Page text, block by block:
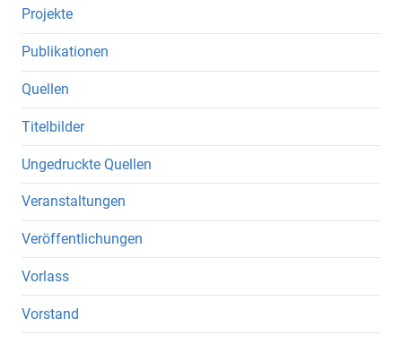
Projekte
Publikationen
Quellen
Titelbilder
Ungedruckte Quellen
Veranstaltungen
Veröffentlichungen
Vorlass
Vorstand